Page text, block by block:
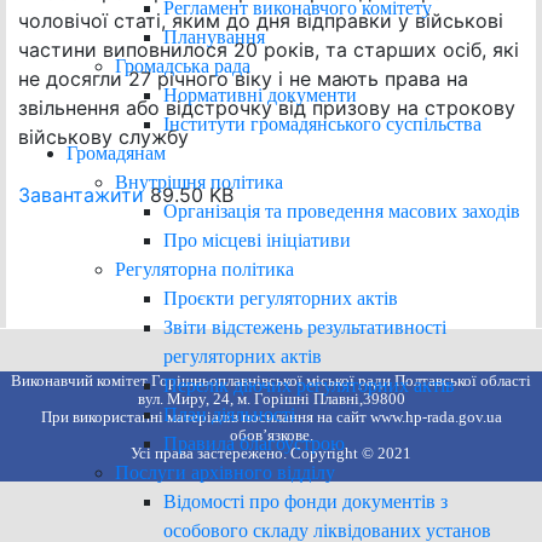
Регламент виконавчого комітету
Планування
Громадська рада
Нормативні документи
Інститути громадянського суспільства
Громадянам
Внутрішня політика
Організація та проведення масових заходів
Про місцеві ініціативи
Регуляторна політика
Проєкти регуляторних актів
Звіти відстежень результативності
регуляторних актів
Перелік діючих регуляторних актів
План діяльності
Правила благоустрою
Послуги архівного відділу
Відомості про фонди документів з
особового складу ліквідованих установ
чоловічої статі, яким до дня відправки у військові
частини виповнилося 20 років, та старших осіб, які
не досягли 27 річного віку і не мають права на
звільнення або відстрочку від призову на строкову
військову службу
Завантажити89.50 KB
Виконавчий комітет Горішньоплавнівської міської ради Полтавської області
вул. Миру, 24, м. Горішні Плавні,39800
При використанні матеріалів посилання на сайт www.hp-rada.gov.ua
обов’язкове.
Усі права застережено. Copyright © 2021